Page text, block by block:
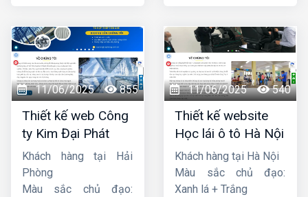
11/06/2025 855
Thiết kế web Công
ty Kim Đại Phát
Khách hàng tại Hải
Phòng
Màu sắc chủ đạo:
11/06/2025 540
Thiết kế website
Học lái ô tô Hà Nội
Khách hàng tại Hà Nội
Màu sắc chủ đạo:
Xanh lá + Trắng